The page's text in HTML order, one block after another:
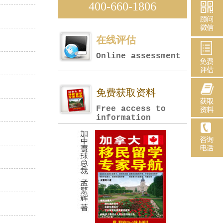
400-660-1806
在线评估
Online assessment
免费获取资料
Free access to
information